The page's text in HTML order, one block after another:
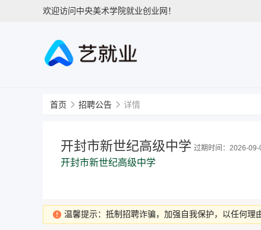
欢迎访问中央美术学院就业创业网！
首页 招聘公告 详情
开封市新世纪高级中学
开封市新世纪高级中学
过期时间：2026-09-
温馨提示：抵制招聘诈骗，加强自我保护，以任何理